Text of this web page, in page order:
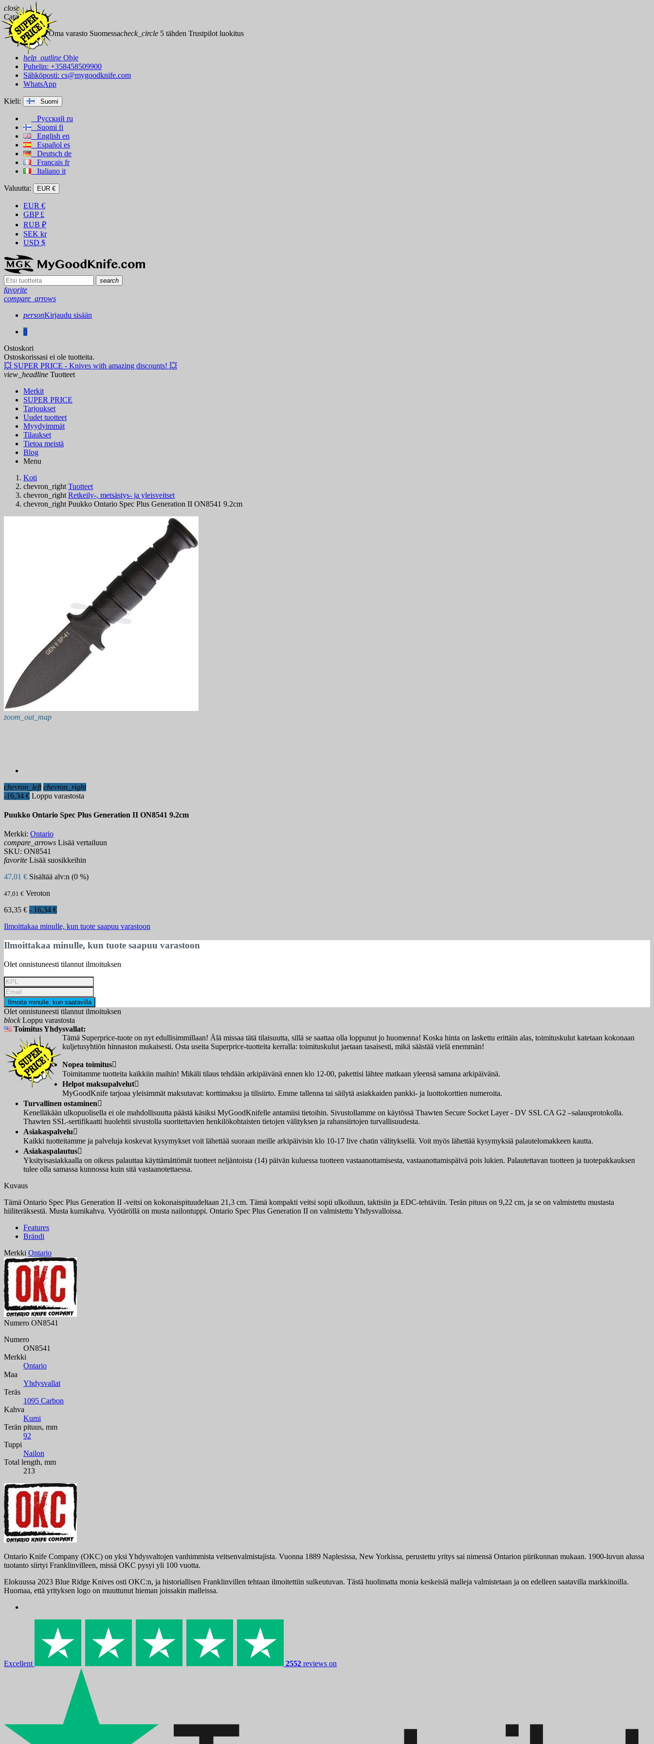
close
Catalog
check_circleOma varasto Suomessacheck_circle 5 tähden Trustpilot luokitus
help_outline Ohje
Puhelin: +358458509900
Sähköposti: cs@mygoodknife.com
WhatsApp
Kieli: Suomi
Русский ru
Suomi fi
English en
Español es
Deutsch de
Français fr
Italiano it
Valuutta: EUR €
EUR €
GBP £
RUB ₽
SEK kr
USD $
search
favorite
compare_arrows
personKirjaudu sisään
0
Ostoskori
Ostoskorissasi ei ole tuotteita.
💥 SUPER PRICE - Knives with amazing discounts! 💥
view_headline Tuotteet
Merkit
SUPER PRICE
Tarjoukset
Uudet tuotteet
Myydyimmät
Tilaukset
Tietoa meistä
Blog
Menu
Koti
chevron_right Tuotteet
chevron_right Retkeily-, metsästys- ja yleisveitset
chevron_right Puukko Ontario Spec Plus Generation II ON8541 9.2cm
zoom_out_map
chevron_left chevron_right
-16,34 € Loppu varastosta
Puukko Ontario Spec Plus Generation II ON8541 9.2cm
Merkki: Ontario
compare_arrows Lisää vertailuun
SKU: ON8541
favorite Lisää suosikkeihin
47,01 € Sisältää alv:n (0 %)
47,01 € Veroton
63,35 € - 16,34 €
Ilmoittakaa minulle, kun tuote saapuu varastoon
Ilmoittakaa minulle, kun tuote saapuu varastoon
Olet onnistuneesti tilannut ilmoituksen
Ilmoita minulle, kun saatavilla
Olet onnistuneesti tilannut ilmoituksen
blockLoppu varastosta
Toimitus Yhdysvallat:
Tämä Superprice-tuote on nyt edullisimmillaan! Älä missaa tätä tilaisuutta, sillä se saattaa olla loppunut jo huomenna! Koska hinta on laskettu erittäin alas, toimituskulut katetaan kokonaan
kuljetusyhtiön hinnaston mukaisesti. Osta useita Superprice-tuotteita kerralla: toimituskulut jaetaan tasaisesti, mikä säästää vielä enemmän!
Nopea toimitus
Toimitamme tuotteita kaikkiin maihin! Mikäli tilaus tehdään arkipäivänä ennen klo 12-00, pakettisi lähtee matkaan yleensä samana arkipäivänä.
Helpot maksupalvelut
MyGoodKnife tarjoaa yleisimmät maksutavat: korttimaksu ja tilisiirto. Emme tallenna tai säilytä asiakkaiden pankki- ja luottokorttien numeroita.
Turvallinen ostaminen
Kenelläkään ulkopuolisella ei ole mahdollisuutta päästä käsiksi MyGoodKnifelle antamiisi tietoihin. Sivustollamme on käytössä Thawten Secure Socket Layer - DV SSL CA G2 –salausprotokolla.
Thawten SSL-sertifikaatti huolehtii sivustolla suoritettavien henkilökohtaisten tietojen välityksen ja rahansiirtojen turvallisuudesta.
Asiakaspalvelu
Kaikki tuotteitamme ja palveluja koskevat kysymykset voit lähettää suoraan meille arkipäivisin klo 10-17 live chatin välityksellä. Voit myös lähettää kysymyksiä palautelomakkeen kautta.
Asiakaspalautus
Yksityisasiakkaalla on oikeus palauttaa käyttämättömät tuotteet neljäntoista (14) päivän kuluessa tuotteen vastaanottamisesta, vastaanottamispäivä pois lukien. Palautettavan tuotteen ja tuotepakkauksen
tulee olla samassa kunnossa kuin sitä vastaanotettaessa.
Kuvaus
Tämä Ontario Spec Plus Generation II -veitsi on kokonaispituudeltaan 21,3 cm. Tämä kompakti veitsi sopii ulkoiluun, taktisiin ja EDC-tehtäviin. Terän pituus on 9,22 cm, ja se on valmistettu mustasta
hiiliteräksestä. Musta kumikahva. Vyötäröllä on musta nailontuppi. Ontario Spec Plus Generation II on valmistettu Yhdysvalloissa.
Features
Brändi
Merkki Ontario
Numero ON8541
Numero
ON8541
Merkki
Ontario
Maa
Yhdysvallat
Teräs
1095 Carbon
Kahva
Kumi
Terän pituus, mm
92
Tuppi
Nailon
Total length, mm
213
Ontario Knife Company (OKC) on yksi Yhdysvaltojen vanhimmista veitsenvalmistajista. Vuonna 1889 Naplesissa, New Yorkissa, perustettu yritys sai nimensä Ontarion piirikunnan mukaan. 1900-luvun alussa
tuotanto siirtyi Franklinvilleen, missä OKC pysyi yli 100 vuotta.
Elokuussa 2023 Blue Ridge Knives osti OKC:n, ja historiallisen Franklinvillen tehtaan ilmoitettiin sulkeutuvan. Tästä huolimatta monia keskeisiä malleja valmistetaan ja on edelleen saatavilla markkinoilla.
Huomaa, että yrityksen logo on muuttunut hieman joissakin malleissa.
Excellent 2552 reviews on